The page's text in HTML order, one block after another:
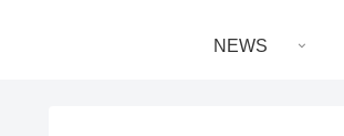
NEWS